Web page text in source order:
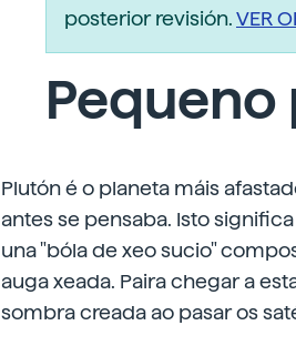
posterior revisión.VER
Plutón é o planeta máis
antes se pensaba. Isto
una "bóla de xeo sucio"
auga xeada. Paira chegar a
sombra creada ao pasar os